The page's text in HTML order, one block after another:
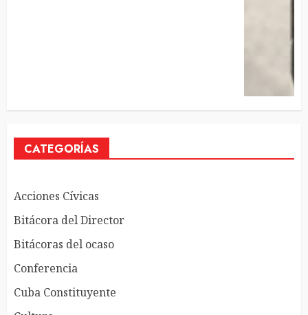
CATEGORÍAS
Acciones Cívicas
Bitácora del Director
Bitácoras del ocaso
Conferencia
Cuba Constituyente